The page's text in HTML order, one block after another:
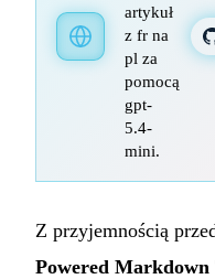
artykuł
z fr na
pl za
pomocą
gpt-
5.4-
mini.
Z przyjemnością
Powered